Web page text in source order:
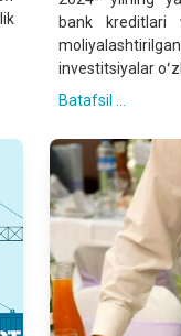
bank kreditlari
investitsiyalar
Batafsil ...